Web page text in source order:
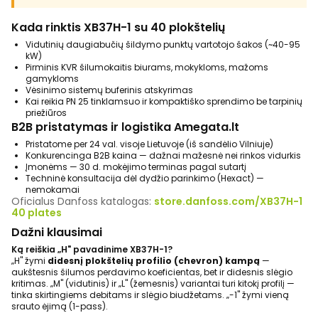
Kada rinktis XB37H-1 su 40 plokštelių
Vidutinių daugiabučių šildymo punktų vartotojo šakos (~40-95
kW)
Pirminis KVR šilumokaitis biurams, mokykloms, mažoms
gamykloms
Vėsinimo sistemų buferinis atskyrimas
Kai reikia PN 25 tinklamsuo ir kompaktiško sprendimo be tarpinių
priežiūros
B2B pristatymas ir logistika Amegata.lt
Pristatome per 24 val. visoje Lietuvoje (iš sandėlio Vilniuje)
Konkurencinga B2B kaina — dažnai mažesnė nei rinkos vidurkis
Įmonėms — 30 d. mokėjimo terminas pagal sutartį
Techninė konsultacija dėl dydžio parinkimo (Hexact) —
nemokamai
Oficialus Danfoss katalogas: store.danfoss.com/XB37H-1
40 plates
Dažni klausimai
Ką reiškia „H" pavadinime XB37H-1?
„H" žymi didesnį plokštelių profilio (chevron) kampą —
aukštesnis šilumos perdavimo koeficientas, bet ir didesnis slėgio
kritimas. „M" (vidutinis) ir „L" (žemesnis) variantai turi kitokį profilį —
tinka skirtingiems debitams ir slėgio biudžetams. „-1" žymi vieną
srauto ėjimą (1-pass).